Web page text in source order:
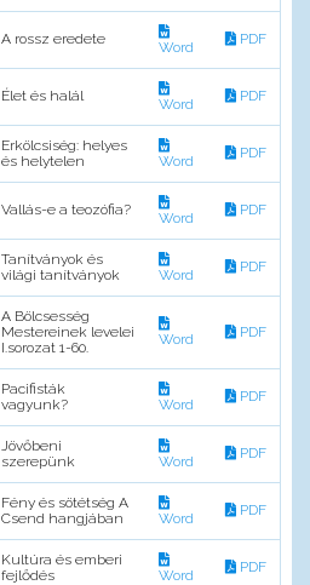
A rossz eredete Word PDF
Élet és halál Word PDF
Erkölcsiség: helyes
és helytelen
Word PDF
Vallás-e a teozófia? Word PDF
Tanítványok és
világi tanítványok
Word PDF
A Bölcsesség
Mestereinek levelei
I.sorozat 1-60.
Word PDF
Pacifisták
vagyunk?
Word PDF
Jövőbeni
szerepünk
Word PDF
Fény és sötétség A
Csend hangjában
Word PDF
Kultúra és emberi
fejlődés
Word PDF